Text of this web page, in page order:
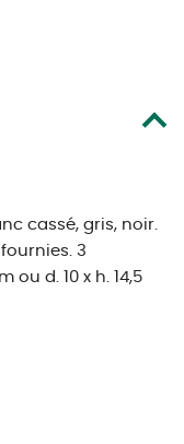
cassé, gris, noir.
3
ou d. 10 x h. 14,5